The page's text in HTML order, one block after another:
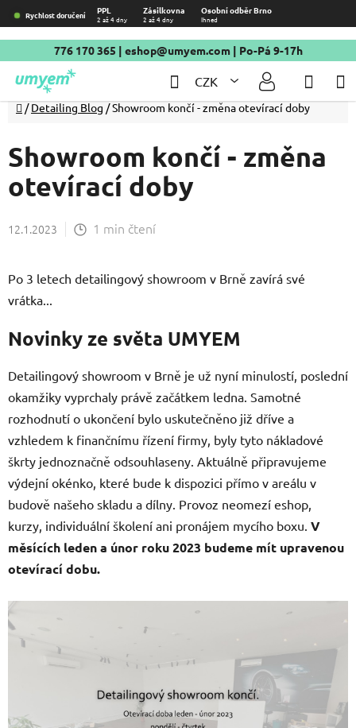
Přejít
na
obsah
Rychlost doručení PPL Zásilkovna Osobní odběr Brno
2 až 4 dny 2 až 4 dny Ihned
776 170 365 | eshop@umyem.com| Po-Pá 9-17h
CZK
Hledat
Domů
/ Detailing Blog /Showroom končí - změna otevírací doby
Showroom končí - změna
otevírací doby
12.1.2023 1 min čtení
Po 3 letech detailingový showroom v Brně zavírá své
vrátka...
Novinky ze světa UMYEM
Detailingový showroom v Brně je už nyní minulostí, poslední
okamžiky vyprchaly právě začátkem ledna. Samotné
rozhodnutí o ukončení bylo uskutečněno již dříve a
vzhledem k finančnímu řízení firmy, byly tyto nákladové
škrty jednoznačně odsouhlaseny. Aktuálně připravujeme
výdejní okénko, které bude k dispozici přímo v areálu v
budově našeho skladu a dílny. Provoz neomezí eshop,
kurzy, individuální školení ani pronájem mycího boxu. V
měsících leden a únor roku 2023 budeme mít upravenou
otevírací dobu.